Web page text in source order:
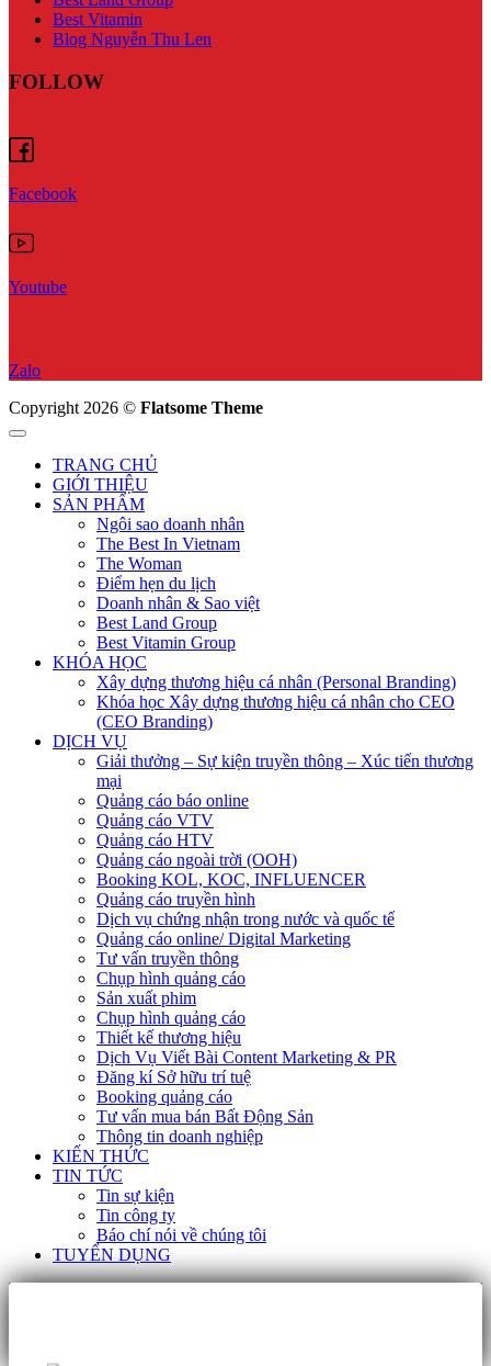
Best Vitamin
Blog Nguyễn Thu Len
FOLLOW
Facebook
Youtube
Zalo
Copyright 2026 © Flatsome Theme
TRANG CHỦ
GIỚI THIỆU
SẢN PHẨM
Ngôi sao doanh nhân
The Best In Vietnam
The Woman
Điểm hẹn du lịch
Doanh nhân & Sao việt
Best Land Group
Best Vitamin Group
KHÓA HỌC
Xây dựng thương hiệu cá nhân (Personal Branding)
Khóa học Xây dựng thương hiệu cá nhân cho CEO
(CEO Branding)
DỊCH VỤ
Giải thưởng – Sự kiện truyền thông – Xúc tiến thương
mại
Quảng cáo báo online
Quảng cáo VTV
Quảng cáo HTV
Quảng cáo ngoài trời (OOH)
Booking KOL, KOC, INFLUENCER
Quảng cáo truyền hình
Dịch vụ chứng nhận trong nước và quốc tế
Quảng cáo online/ Digital Marketing
Tư vấn truyền thông
Chụp hình quảng cáo
Sản xuất phim
Chụp hình quảng cáo
Thiết kế thương hiệu
Dịch Vụ Viết Bài Content Marketing & PR
Đăng kí Sở hữu trí tuệ
Booking quảng cáo
Tư vấn mua bán Bất Động Sản
Thông tin doanh nghiệp
KIẾN THỨC
TIN TỨC
Tin sự kiện
Tin công ty
Báo chí nói về chúng tôi
TUYỂN DỤNG